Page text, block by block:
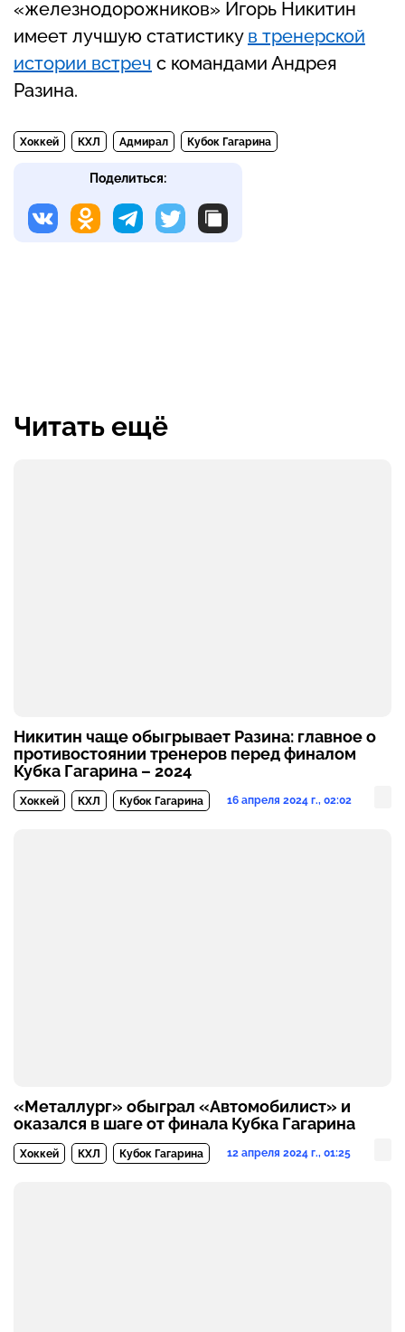
«железнодорожников» Игорь Никитин
имеет лучшую статистику в тренерской
истории встреч с командами Андрея
Разина.
Хоккей КХЛ Адмирал Кубок Гагарина
Поделиться:
Читать ещё
Никитин чаще обыгрывает Разина: главное о
противостоянии тренеров перед финалом
Кубка Гагарина – 2024
Хоккей КХЛ Кубок Гагарина 16 апреля 2024 г., 02:02
«Металлург» обыграл «Автомобилист» и
оказался в шаге от финала Кубка Гагарина
Хоккей КХЛ Кубок Гагарина 12 апреля 2024 г., 01:25